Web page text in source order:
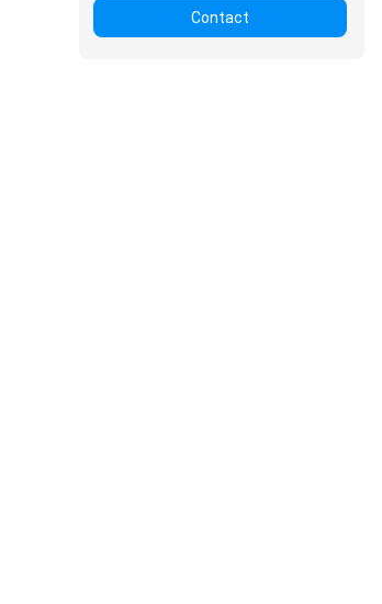
Contact